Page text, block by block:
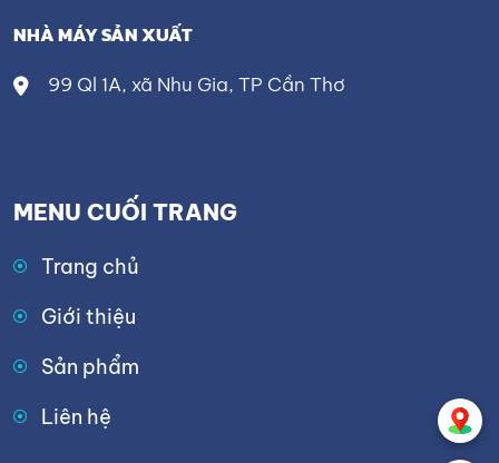
NHÀ MÁY SẢN XUẤT
99 Ql 1A, xã Nhu Gia, TP Cần Thơ
MENU CUỐI TRANG
Trang chủ
Giới thiệu
Sản phẩm
Liên hệ